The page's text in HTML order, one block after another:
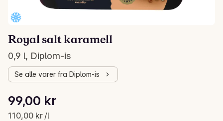
Royal salt karamell
0,9 l, Diplom-is
Se alle varer fra Diplom-is
Gjeldende pris er: 99,00 kr
99,00 kr
110,00 kr /l
Stykkpris: 110,00 kr /l